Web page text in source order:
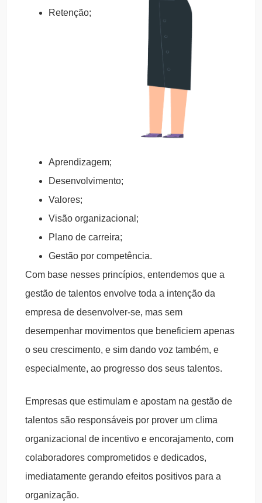
Retenção;
Aprendizagem;
Desenvolvimento;
Valores;
Visão organizacional;
Plano de carreira;
Gestão por competência.
Com base nesses princípios, entendemos que a
gestão de talentos envolve toda a intenção da
empresa de desenvolver-se, mas sem
desempenhar movimentos que beneficiem apenas
o seu crescimento, e sim dando voz também, e
especialmente, ao progresso dos seus talentos.
Empresas que estimulam e apostam na gestão de
talentos são responsáveis por prover um clima
organizacional de incentivo e encorajamento, com
colaboradores comprometidos e dedicados,
imediatamente gerando efeitos positivos para a
organização.